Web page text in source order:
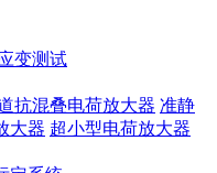
变测试
抗混叠电荷放大器 准静
大器 超小型电荷放大器